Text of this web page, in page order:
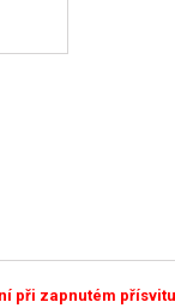
při zapnutém přísvitu